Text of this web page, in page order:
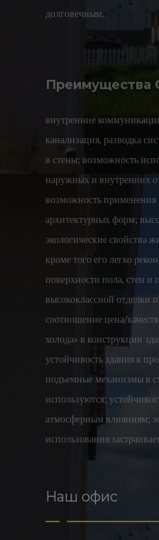
долговечным.
Преимущества
внутренние
канализация, разводка
в стены; возможность
наружных и внутренних
возможность применения
архитектурных форм;
экологические свойства
кроме того его легко
поверхности пола, стен и
высококлассной
соотношение цена/
холода» в конструкции
устойчивость здания к
подъемные механизмы в
используются;
атмосферным влияниям;
использования
Наш офис